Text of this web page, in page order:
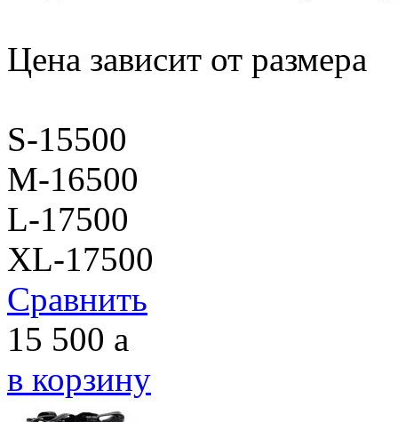
Цена зависит от размера
S-15500
M-16500
L-17500
XL-17500
Сравнить
15 500 a
в корзину